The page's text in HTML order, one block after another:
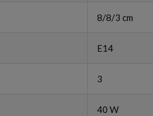
8/8/3 cm
E14
3
40 W